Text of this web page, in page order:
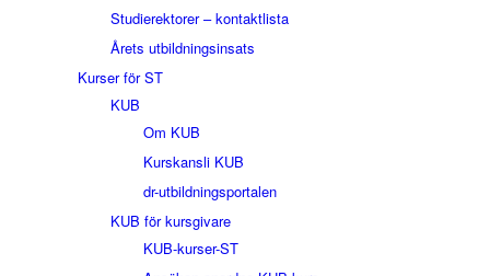
Studierektorer – kontaktlista
Årets utbildningsinsats
Kurser för ST
KUB
Om KUB
Kurskansli KUB
dr-utbildningsportalen
KUB för kursgivare
KUB-kurser-ST